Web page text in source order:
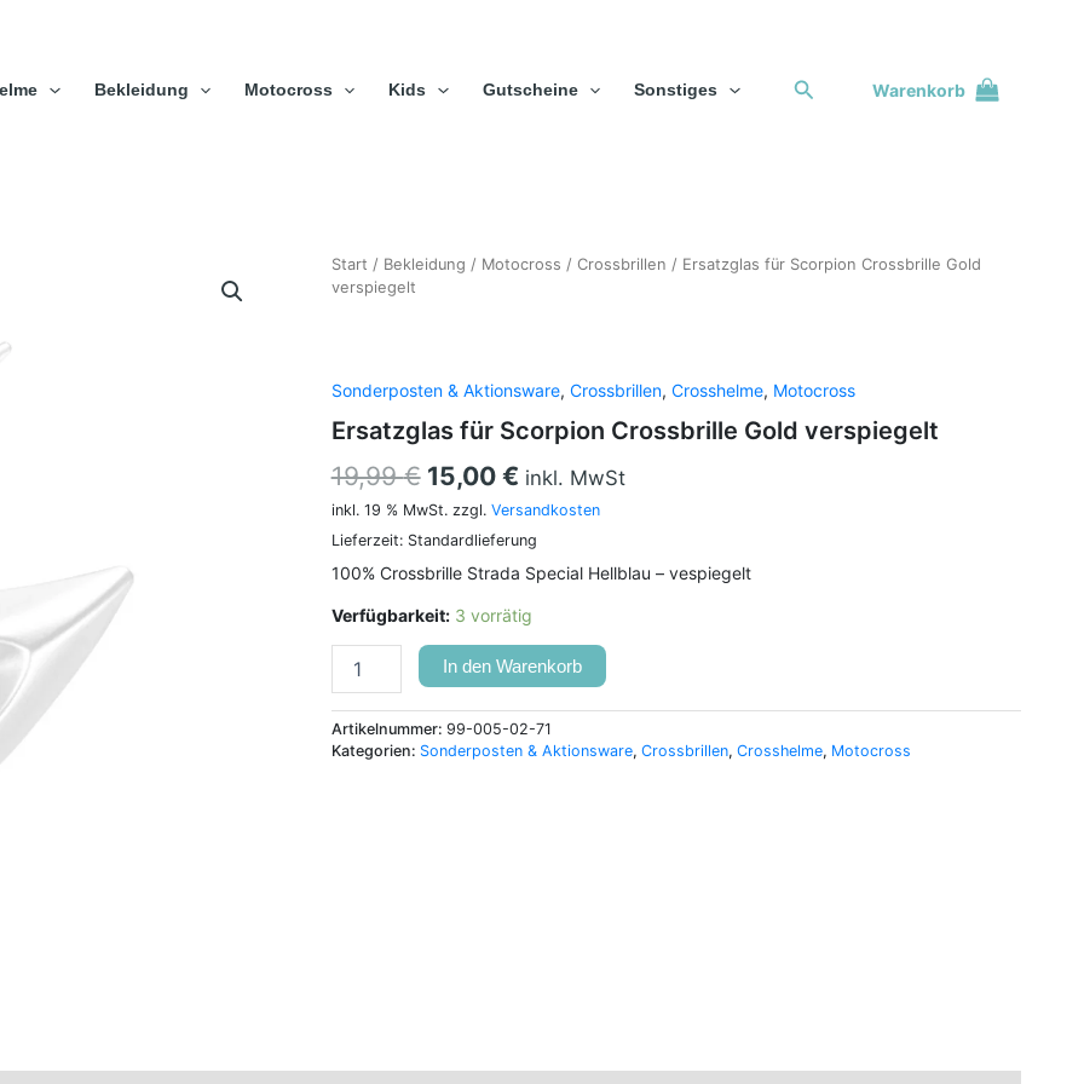
Bekleidung Motocross Kids Gutscheine Sonstiges SuchenWarenkorb
Start / Bekleidung / Motocross / Crossbrillen / Ersatzglas für Scorpion Crossbrille Gold
verspiegelt
Sonderposten & Aktionsware, Crossbrillen, Crosshelme, Motocross
Ersatzglas für Scorpion Crossbrille Gold verspiegelt
19,99€
Ursprünglicher
19,99 €
15,00 €
Aktueller
15,00 €.
inkl. MwSt
inkl. 19 % MwSt. zzgl. Versandkosten
Lieferzeit: Standardlieferung
100% Crossbrille Strada Special Hellblau – vespiegelt
Verfügbarkeit: 3 vorrätig
Ersatzglas
für
verspiegelt
In den Warenkorb
Artikelnummer: 99-005-02-71
Kategorien: Sonderposten & Aktionsware, Crossbrillen, Crosshelme, Motocross